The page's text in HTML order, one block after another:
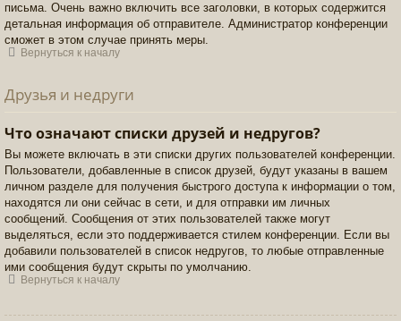
письма. Очень важно включить все заголовки, в которых содержится
детальная информация об отправителе. Администратор конференции
сможет в этом случае принять меры.
Вернуться к началу
Друзья и недруги
Что означают списки друзей и недругов?
Вы можете включать в эти списки других пользователей конференции.
Пользователи, добавленные в список друзей, будут указаны в вашем
личном разделе для получения быстрого доступа к информации о том,
находятся ли они сейчас в сети, и для отправки им личных
сообщений. Сообщения от этих пользователей также могут
выделяться, если это поддерживается стилем конференции. Если вы
добавили пользователей в список недругов, то любые отправленные
ими сообщения будут скрыты по умолчанию.
Вернуться к началу